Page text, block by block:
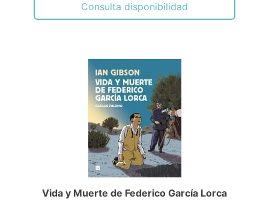
Consulta disponibilidad
Vida y Muerte de Federico García Lorca